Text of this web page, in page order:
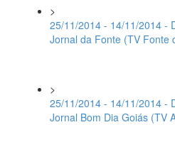
>
25/11/2014 - 14/11/2014 -
Jornal da Fonte (TV Fonte
>
25/11/2014 - 14/11/2014 -
Jornal Bom Dia Goiás (TV